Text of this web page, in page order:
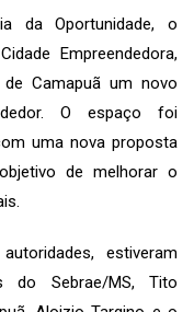
da Oportunidade, o
Empreendedora,
Camapuã um novo
O espaço foi
uma nova proposta
de melhorar o
estiveram
do Sebrae/MS, Tito